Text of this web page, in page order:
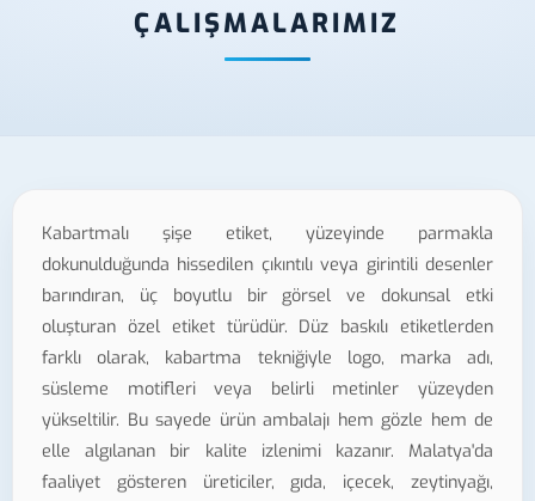
ÇALIŞMALARIMIZ
Kabartmalı şişe etiket, yüzeyinde parmakla
dokunulduğunda hissedilen çıkıntılı veya girintili desenler
barındıran, üç boyutlu bir görsel ve dokunsal etki
oluşturan özel etiket türüdür. Düz baskılı etiketlerden
farklı olarak, kabartma tekniğiyle logo, marka adı,
süsleme motifleri veya belirli metinler yüzeyden
yükseltilir. Bu sayede ürün ambalajı hem gözle hem de
elle algılanan bir kalite izlenimi kazanır. Malatya'da
faaliyet gösteren üreticiler, gıda, içecek, zeytinyağı,